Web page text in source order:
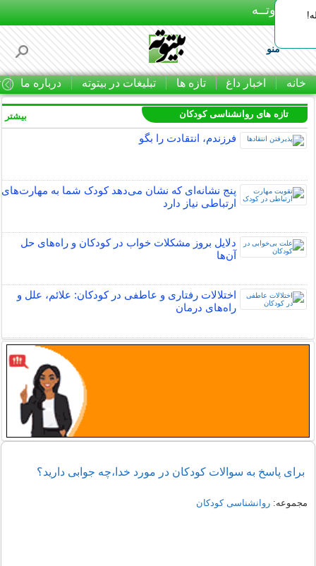
بـیتوتــه
منو
خانه اخبار داغ تازه ها تبلیغات در بیتوته درباره ما
تازه های روانشناسی کودکان
فرزندم، انتقادت را بگو
پنج نشانه‌ای که نشان می‌دهد کودک شما به مهارت‌های
ارتباطی نیاز دارد
دلایل بروز مشکلات خواب در کودکان و راه‌های حل
آن‌ها
اختلالات رفتاری و عاطفی در کودکان: علائم، علل و
راه‌های درمان
بیشتر
برای پاسخ به سوالات کودکان در مورد خدا،چه جوابی دارید؟
مجموعه:روانشناسی کودکان